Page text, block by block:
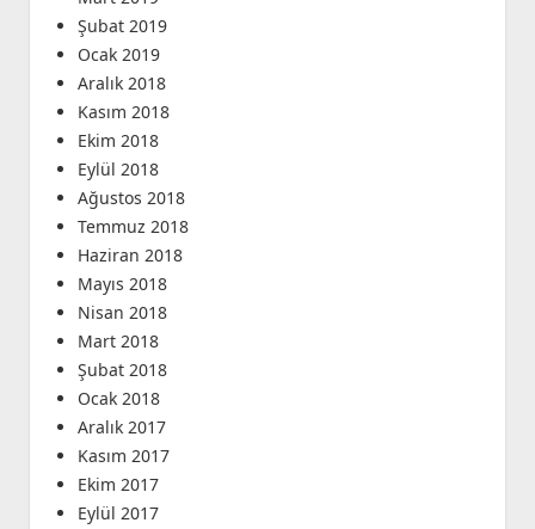
Şubat 2019
Ocak 2019
Aralık 2018
Kasım 2018
Ekim 2018
Eylül 2018
Ağustos 2018
Temmuz 2018
Haziran 2018
Mayıs 2018
Nisan 2018
Mart 2018
Şubat 2018
Ocak 2018
Aralık 2017
Kasım 2017
Ekim 2017
Eylül 2017